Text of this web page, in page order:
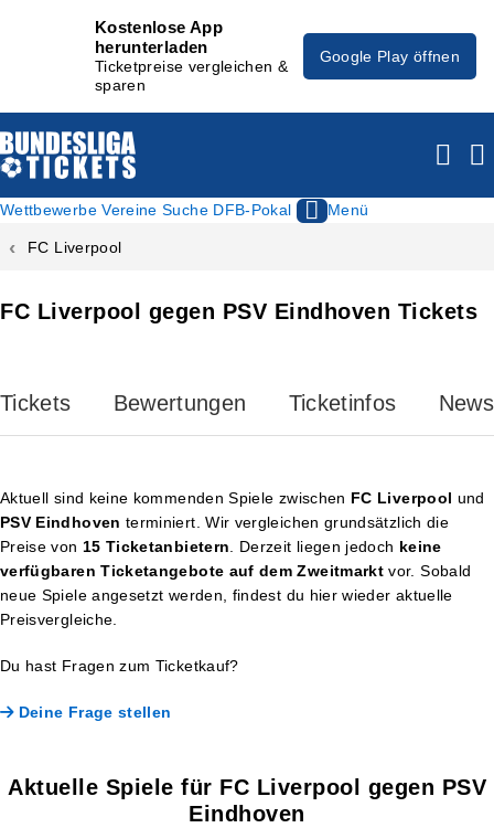
Kostenlose App
herunterladen
Ticketpreise vergleichen &
sparen
Google Play öffnen
Wettbewerbe Vereine Suche DFB-Pokal Menü
FC Liverpool gegen PSV Eindhoven Tickets
FC Liverpool
Tickets Bewertungen Ticketinfos News
Aktuell sind keine kommenden Spiele zwischen FC Liverpool und
PSV Eindhoven terminiert. Wir vergleichen grundsätzlich die
Preise von 15 Ticketanbietern. Derzeit liegen jedoch keine
verfügbaren Ticketangebote auf dem Zweitmarkt vor. Sobald
neue Spiele angesetzt werden, findest du hier wieder aktuelle
Preisvergleiche.
Du hast Fragen zum Ticketkauf?
Deine Frage stellen
Aktuelle Spiele für FC Liverpool gegen PSV
Eindhoven